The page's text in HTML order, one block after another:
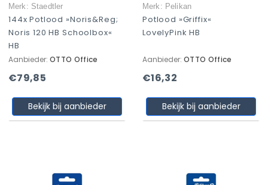
Merk: Staedtler
144x Potlood »Noris&reg;
Noris 120 HB Schoolbox«
HB
Aanbieder: OTTO Office
€79,85
Bekijk bij aanbieder
Merk: Pelikan
Potlood »griffix«
LovelyPink HB
Aanbieder: OTTO Office
€16,32
Bekijk bij aanbieder